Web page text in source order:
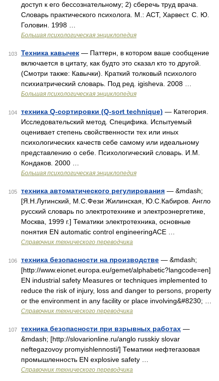
доступ к его бессознательному; 2) сберечь труд врача.
Словарь практического психолога. М.: АСТ, Харвест. С. Ю.
Головин. 1998 …
Большая психологическая энциклопедия
103 Техника кавычек — Паттерн, в котором ваше сообщение
включается в цитату, как будто это сказал кто то другой.
(Смотри также: Кавычки). Краткий толковый психолого
психиатрический словарь. Под ред. igisheva. 2008 …
Большая психологическая энциклопедия
104 техника Q-сортировки (Q-sort technique) — Категория.
Исследовательский метод. Специфика. Испытуемый
оценивает степень свойственности тех или иных
психологических качеств себе самому или идеальному
представлению о себе. Психологический словарь. И.М.
Кондаков. 2000 …
Большая психологическая энциклопедия
105 техника автоматического регулирования — &mdash;
[Я.Н.Лугинский, М.С.Фези Жилинская, Ю.С.Кабиров. Англо
русский словарь по электротехнике и электроэнергетике,
Москва, 1999 г.] Тематики электротехника, основные
понятия EN automatic control engineeringACE …
Справочник технического переводчика
106 техника безопасности на производстве — &mdash;
[http://www.eionet.europa.eu/gemet/alphabetic?langcode=en]
EN industrial safety Measures or techniques implemented to
reduce the risk of injury, loss and danger to persons, property
or the environment in any facility or place involving&#8230; …
Справочник технического переводчика
107 техника безопасности при взрывных работах —
&mdash; [http://slovarionline.ru/anglo russkiy slovar
neftegazovoy promyishlennosti/] Тематики нефтегазовая
промышленность EN explosive safety …
Справочник технического переводчика